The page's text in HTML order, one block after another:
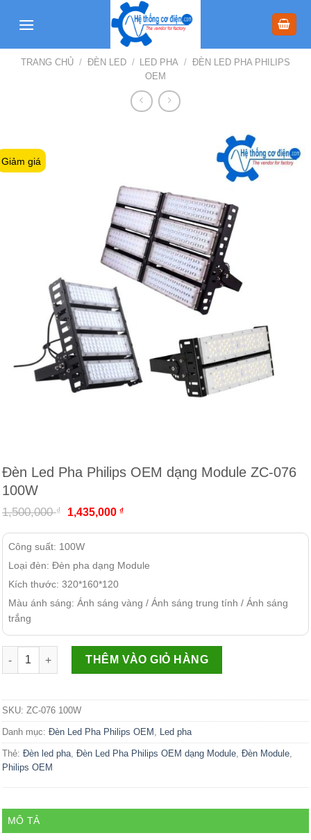
TRANG CHỦ / ĐÈN LED / LED PHA / ĐÈN LED PHA PHILIPS
OEM
Giảm giá
Đèn Led Pha Philips OEM dạng Module ZC-076
100W
1,500,000₫
Giá
là:
1,500,000 ₫.
1,435,000₫Giá
tại
Công suất: 100W
Loại đèn: Đèn pha dạng Module
Kích thước: 320*160*120
Màu ánh sáng: Ánh sáng vàng / Ánh sáng trung tính / Ánh sáng
trắng
Số lượng
THÊM VÀO GIỎ HÀNG
SKU: ZC-076 100W
Danh mục: Đèn Led Pha Philips OEM Led pha
Thẻ: Đèn led pha Đèn Led Pha Philips OEM dạng Module Đèn Module
Philips OEM
MÔ TẢ